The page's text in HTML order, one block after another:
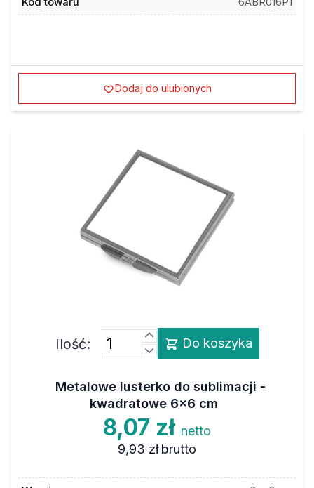
Dodaj do ulubionych
Ilość: Do koszyka
Metalowe lusterko do sublimacji -
kwadratowe 6x6 cm
8,07 zł netto
9,93 zł brutto